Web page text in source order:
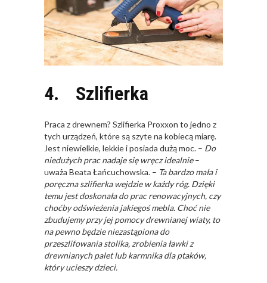
4. Szlifierka
Praca z drewnem? Szlifierka Proxxon to jedno z
tych urządzeń, które są szyte na kobiecą miarę.
Jest niewielkie, lekkie i posiada dużą moc. – Do
niedużych prac nadaje się wręcz idealnie–
uważa Beata Łańcuchowska. – Ta bardzo mała i
poręczna szlifierka wejdzie w każdy róg. Dzięki
temu jest doskonała do prac renowacyjnych, czy
choćby odświeżenia jakiegoś mebla. Choć nie
zbudujemy przy jej pomocy drewnianej wiaty, to
na pewno będzie niezastąpiona do
przeszlifowania stolika, zrobienia ławki z
drewnianych palet lub karmnika dla ptaków,
który ucieszy dzieci.